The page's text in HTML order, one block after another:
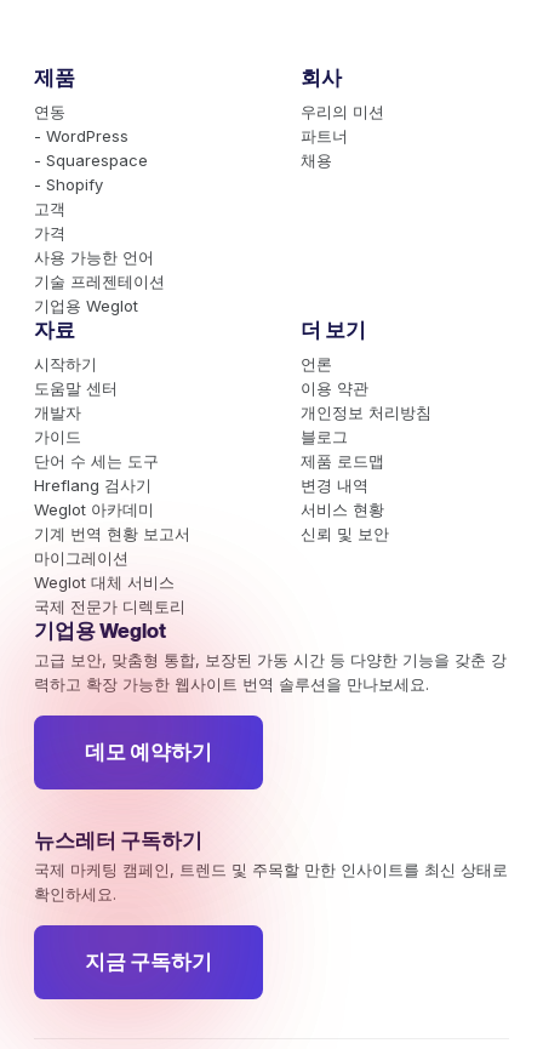
제품
연동
- WordPress
- Squarespace
- Shopify
고객
가격
사용 가능한 언어
기술 프레젠테이션
기업용 Weglot
회사
우리의 미션
파트너
채용
자료
시작하기
도움말 센터
개발자
가이드
단어 수 세는 도구
Hreflang 검사기
Weglot 아카데미
기계 번역 현황 보고서
마이그레이션
Weglot 대체 서비스
국제 전문가 디렉토리
더 보기
언론
이용 약관
개인정보 처리방침
블로그
제품 로드맵
변경 내역
서비스 현황
신뢰 및 보안
기업용 Weglot
고급 보안, 맞춤형 통합, 보장된 가동 시간 등 다양한 기능을 갖춘 강
력하고 확장 가능한 웹사이트 번역 솔루션을 만나보세요.
데모 예약하기
뉴스레터 구독하기
국제 마케팅 캠페인, 트렌드 및 주목할 만한 인사이트를 최신 상태로
확인하세요.
지금 구독하기